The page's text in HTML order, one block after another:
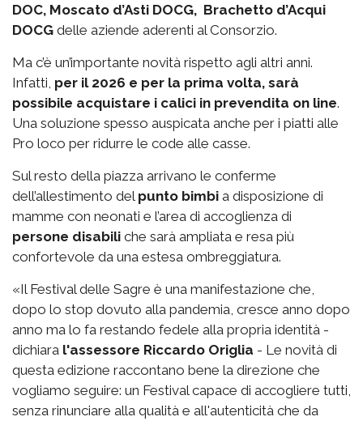
DOC, Moscato d’Asti DOCG, Brachetto d’Acqui
DOCG delle aziende aderenti al Consorzio.
Ma c’è un’importante novità rispetto agli altri anni.
Infatti, per il 2026 e per la prima volta, sarà
possibile acquistare i calici in prevendita on line.
Una soluzione spesso auspicata anche per i piatti alle
Pro loco per ridurre le code alle casse.
Sul resto della piazza arrivano le conferme
dell’allestimento del punto bimbi a disposizione di
mamme con neonati e l’area di accoglienza di
persone disabili che sarà ampliata e resa più
confortevole da una estesa ombreggiatura.
«Il Festival delle Sagre è una manifestazione che,
dopo lo stop dovuto alla pandemia, cresce anno dopo
anno ma lo fa restando fedele alla propria identità -
dichiara l'assessore Riccardo Origlia - Le novità di
questa edizione raccontano bene la direzione che
vogliamo seguire: un Festival capace di accogliere tutti,
senza rinunciare alla qualità e all'autenticità che da